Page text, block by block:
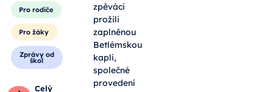
Pro rodiče
Pro žáky
Zprávy od
škol
Celý
zpěváci
prožili
zaplněnou
Betlémskou
kapli,
společné
provedení